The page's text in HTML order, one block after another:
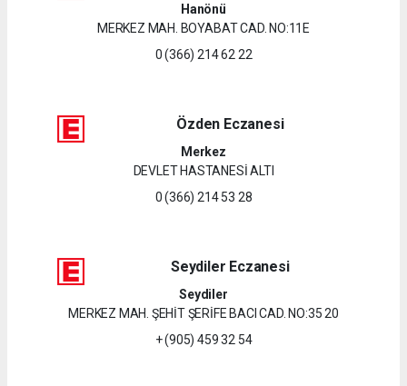
Hanönü
MERKEZ MAH. BOYABAT CAD. NO:11E
0 (366) 214 62 22
Özden Eczanesi
Merkez
DEVLET HASTANESİ ALTI
0 (366) 214 53 28
Seydiler Eczanesi
Seydiler
MERKEZ MAH. ŞEHİT ŞERİFE BACI CAD. NO:35 20
+ (905) 459 32 54